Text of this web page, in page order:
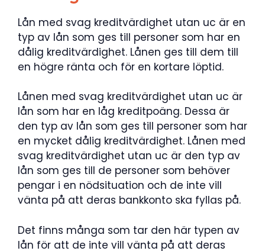
Lån med svag kreditvärdighet utan uc är en
typ av lån som ges till personer som har en
dålig kreditvärdighet. Lånen ges till dem till
en högre ränta och för en kortare löptid.
Lånen med svag kreditvärdighet utan uc är
lån som har en låg kreditpoäng. Dessa är
den typ av lån som ges till personer som har
en mycket dålig kreditvärdighet. Lånen med
svag kreditvärdighet utan uc är den typ av
lån som ges till de personer som behöver
pengar i en nödsituation och de inte vill
vänta på att deras bankkonto ska fyllas på.
Det finns många som tar den här typen av
lån för att de inte vill vänta på att deras